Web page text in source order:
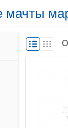
мачты